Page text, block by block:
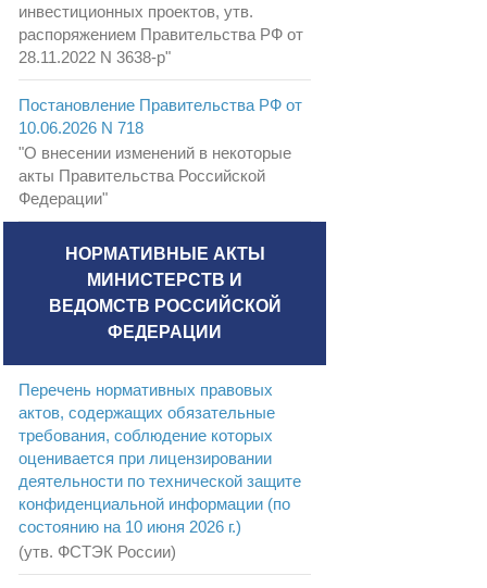
инвестиционных проектов, утв.
распоряжением Правительства РФ от
28.11.2022 N 3638-р"
Постановление Правительства РФ от
10.06.2026 N 718
"О внесении изменений в некоторые
акты Правительства Российской
Федерации"
НОРМАТИВНЫЕ АКТЫ
МИНИСТЕРСТВ И
ВЕДОМСТВ РОССИЙСКОЙ
ФЕДЕРАЦИИ
Перечень нормативных правовых
актов, содержащих обязательные
требования, соблюдение которых
оценивается при лицензировании
деятельности по технической защите
конфиденциальной информации (по
состоянию на 10 июня 2026 г.)
(утв. ФСТЭК России)